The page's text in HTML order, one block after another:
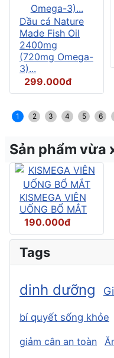
Dầu cá Nature
Made Fish Oil
2400mg
(720mg Omega-
3)...
299.000đ
1 2 3 4 5 6
Sản phẩm vừa
KISMEGA VIÊN
UỐNG BỔ MẮT
190.000đ
Tags
dinh dưỡng
bí quyết sống khỏe
giảm cân an toàn